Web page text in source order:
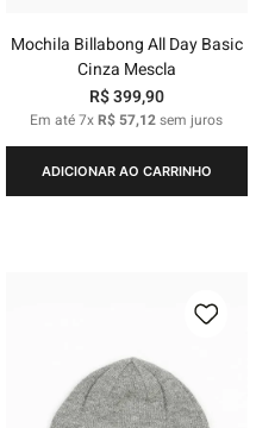
Mochila Billabong All Day Basic
Cinza Mescla
R$399,90
Em até7xR$ 57,12sem juros
ADICIONAR AO CARRINHO